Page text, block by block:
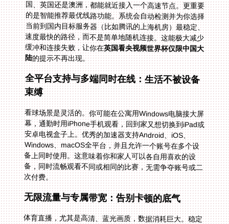
缓冲和连接失败，让你在英国看央视频世界杯仅限中国大
陆的提示不再出现。
全平台支持与多端同时在线：生活不被设备
束缚
看球场景是灵活的。你可能在公寓用Windows电脑接大屏
幕，通勤时用iPhone手机观看，回到家又想切换到iPad或
安卓电视盒子上。优秀的加速器支持Android、iOS、
Windows、macOS全平台，并且允许一个账号在多个设
备上同时使用。这意味着你和家人可以各自用喜欢的设
备，同时流畅观看不同或相同的比赛，无需争夺账号或二
次付费。
无限流量与专属带宽：告别卡顿的底气
体育直播，尤其是高清、蓝光画质，数据消耗巨大。稳定
提供无限流量是安心看球的前提。在此基础上，智能分流
和精选的回国影音、游戏加速专线尤为重要。这意味着你
的观影数据会被优先通过为视频流媒体优化的专用通道传
输，与普通网络流量隔离开，从而保障带宽。独享100M
带宽的承诺，更是为4K超高清画质和零缓冲的极致体验